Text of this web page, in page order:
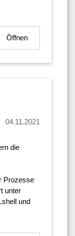
Öffnen
04.11.2021
die
Prozesse
unter
und